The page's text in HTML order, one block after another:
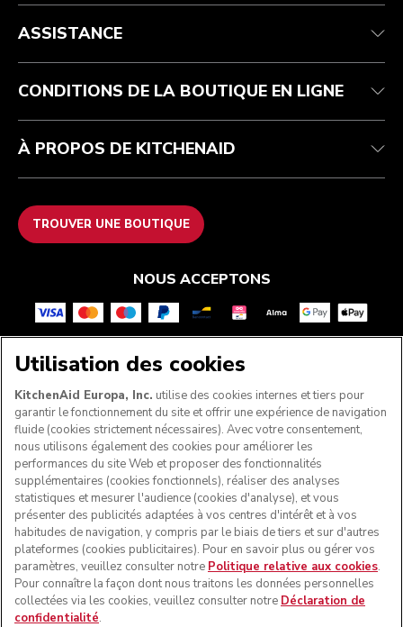
Health Check
Suivez votre commande
Recupel
Conditions générales de vente
Retours et remboursements
ODR
La marque
Trouver une boutique
ASSISTANCE
CONDITIONS DE LA BOUTIQUE EN LIGNE
À PROPOS DE KITCHENAID
TROUVER UNE BOUTIQUE
NOUS ACCEPTONS
SUIVEZ-NOUS
© KitchenAid 2026 - Tous droits réservés. KitchenAid et la
forme du robot pâtissier multifonction sont des marques
commerciales aux États-Unis et ailleurs.
Utilisation des cookies
KitchenAid Europa, Inc. utilise des cookies internes et tiers pour
garantir le fonctionnement du site et offrir une expérience de navigation
fluide (cookies strictement nécessaires). Avec votre consentement,
nous utilisons également des cookies pour améliorer les
performances du site Web et proposer des fonctionnalités
supplémentaires (cookies fonctionnels), réaliser des analyses
statistiques et mesurer l'audience (cookies d'analyse), et vous
présenter des publicités adaptées à vos centres d'intérêt et à vos
habitudes de navigation, y compris par le biais de tiers et sur d'autres
plateformes (cookies publicitaires). Pour en savoir plus ou gérer vos
paramètres, veuillez consulter notre Politique relative aux cookies.
Pour connaître la façon dont nous traitons les données personnelles
collectées via les cookies, veuillez consulter notre Déclaration de
confidentialité.